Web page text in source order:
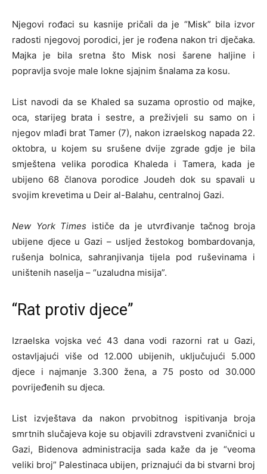
Njegovi rođaci su kasnije pričali da je “Misk” bila izvor
radosti njegovoj porodici, jer je rođena nakon tri dječaka.
Majka je bila sretna što Misk nosi šarene haljine i
popravlja svoje male lokne sjajnim šnalama za kosu.
List navodi da se Khaled sa suzama oprostio od majke,
oca, starijeg brata i sestre, a preživjeli su samo on i
njegov mlađi brat Tamer (7), nakon izraelskog napada 22.
oktobra, u kojem su srušene dvije zgrade gdje je bila
smještena velika porodica Khaleda i Tamera, kada je
ubijeno 68 članova porodice Joudeh dok su spavali u
svojim krevetima u Deir al-Balahu, centralnoj Gazi.
New York Times ističe da je utvrđivanje tačnog broja
ubijene djece u Gazi – usljed žestokog bombardovanja,
rušenja bolnica, sahranjivanja tijela pod ruševinama i
uništenih naselja – “uzaludna misija”.
“Rat protiv djece”
Izraelska vojska već 43 dana vodi razorni rat u Gazi,
ostavljajući više od 12.000 ubijenih, uključujući 5.000
djece i najmanje 3.300 žena, a 75 posto od 30.000
povrijeđenih su djeca.
List izvještava da nakon prvobitnog ispitivanja broja
smrtnih slučajeva koje su objavili zdravstveni zvaničnici u
Gazi, Bidenova administracija sada kaže da je “veoma
veliki broj” Palestinaca ubijen, priznajući da bi stvarni broj